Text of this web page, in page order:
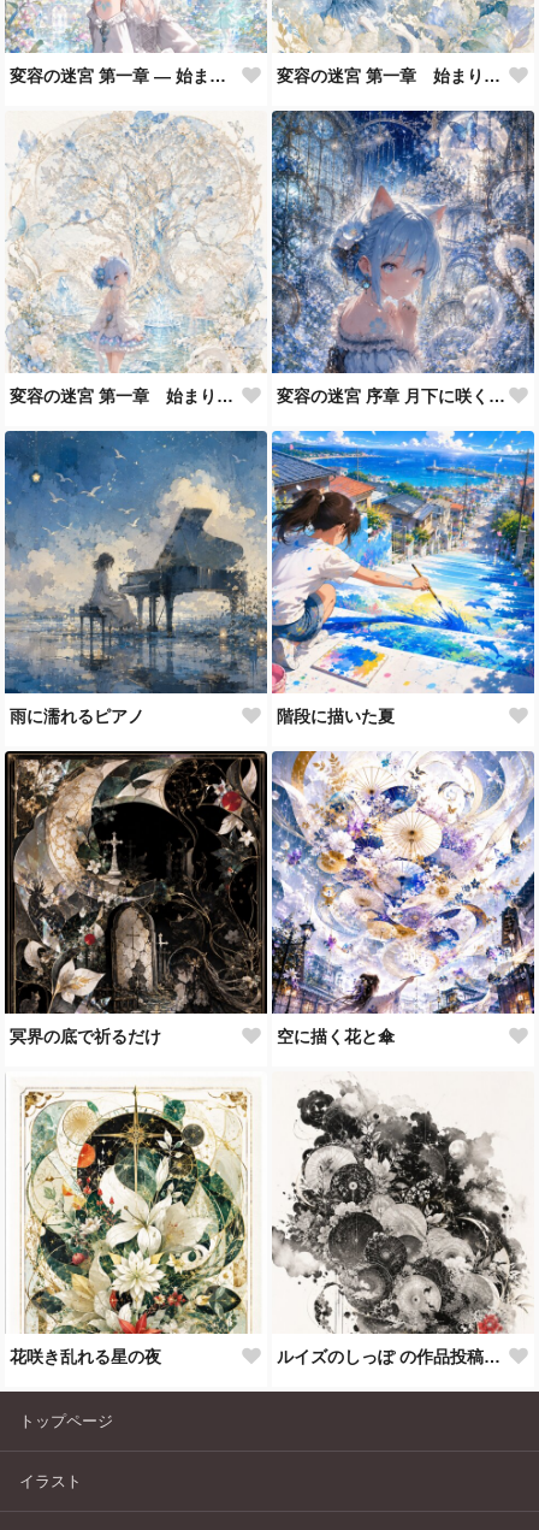
変容の迷宮 第一章 ― 始まりの庭園 No.3 Birth of the Labyrinth 変容の迷宮 第一章 始まりの庭園 Birth of the Labyrinth No.2
変容の迷宮 第一章 始まりの庭園 Birth of the Labyrinth 変容の迷宮 序章 月下に咲く涙と白蛇
雨に濡れるピアノ 階段に描いた夏
冥界の底で祈るだけ 空に描く花と傘
花咲き乱れる星の夜 ルイズのしっぽ の作品投稿を始めます
トップページ
イラスト